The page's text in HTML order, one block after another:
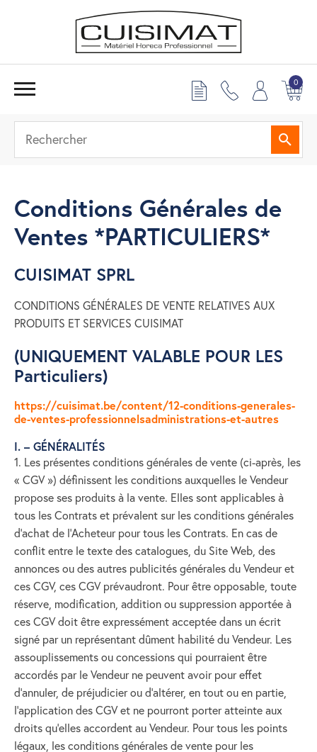
0
Conditions Générales de
Ventes *PARTICULIERS*
CUISIMAT SPRL
CONDITIONS GÉNÉRALES DE VENTE RELATIVES AUX
PRODUITS ET SERVICES CUISIMAT
(UNIQUEMENT VALABLE POUR LES
Particuliers)
https://cuisimat.be/content/12-conditions-generales-
de-ventes-professionnelsadministrations-et-autres
I. – GÉNÉRALITÉS
1. Les présentes conditions générales de vente (ci-après, les
« CGV ») définissent les conditions auxquelles le Vendeur
propose ses produits à la vente. Elles sont applicables à
tous les Contrats et prévalent sur les conditions générales
d’achat de l’Acheteur pour tous les Contrats. En cas de
conflit entre le texte des catalogues, du Site Web, des
annonces ou des autres publicités générales du Vendeur et
ces CGV, ces CGV prévaudront. Pour être opposable, toute
réserve, modification, addition ou suppression apportée à
ces CGV doit être expressément acceptée dans un écrit
signé par un représentant dûment habilité du Vendeur. Les
assouplissements ou concessions qui pourraient être
accordés par le Vendeur ne peuvent avoir pour effet
d’annuler, de préjudicier ou d’altérer, en tout ou en partie,
l’application des CGV et ne pourront porter atteinte aux
droits qu’elles accordent au Vendeur. Pour tous les points
légaux, les conditions générales de vente pour les